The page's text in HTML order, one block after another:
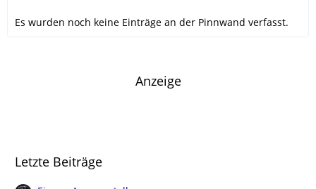
Es wurden noch keine Einträge an der Pinnwand verfasst.
Anzeige
Letzte Beiträge